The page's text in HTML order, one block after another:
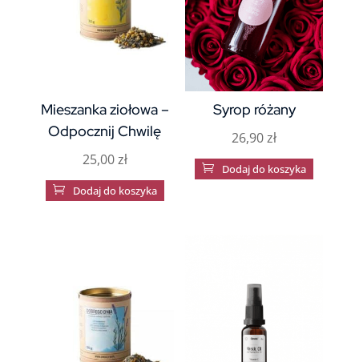
Mieszanka ziołowa –
Odpocznij Chwilę
25,00zł
 Dodaj do koszyka
Syrop różany
26,90zł
 Dodaj do koszyka